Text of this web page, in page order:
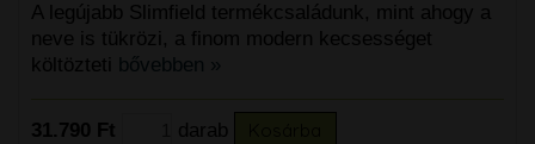
A legújabb Slimfield termékcsaládunk, mint ahogy a
neve is tükrözi, a finom modern kecsességet
költözteti
bővebben »
31.790 Ft darab